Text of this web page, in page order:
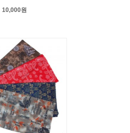
10,000원